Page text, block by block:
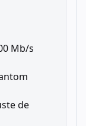
Mb/s
de